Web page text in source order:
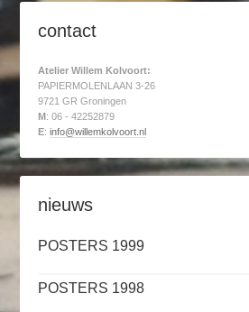
contact
Atelier Willem Kolvoort:
PAPIERMOLENLAAN 3-26
9721 GR Groningen
M : 06 - 42252879
E:info@willemkolvoort.nl
nieuws
POSTERS 1999
POSTERS 1998